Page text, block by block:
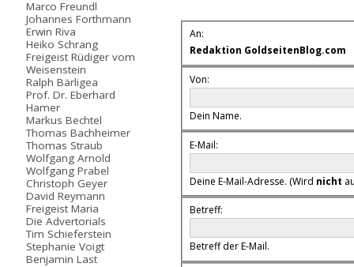
Marco Freundl
Johannes Forthmann
Erwin Riva
Heiko Schrang
Freigeist Rüdiger vom
Weisenstein
Ralph Bärligea
Prof. Dr. Eberhard
Hamer
Markus Bechtel
Thomas Bachheimer
Thomas Straub
Wolfgang Arnold
Wolfgang Prabel
Christoph Geyer
David Reymann
Freigeist Maria
Die Advertorials
Tim Schieferstein
Stephanie Voigt
Benjamin Last
An:
Redaktion GoldseitenBlog.com
Von:
Dein Name.
E-Mail:
Deine E-Mail-Adresse. (Wird nicht
Betreff:
Betreff der E-Mail.